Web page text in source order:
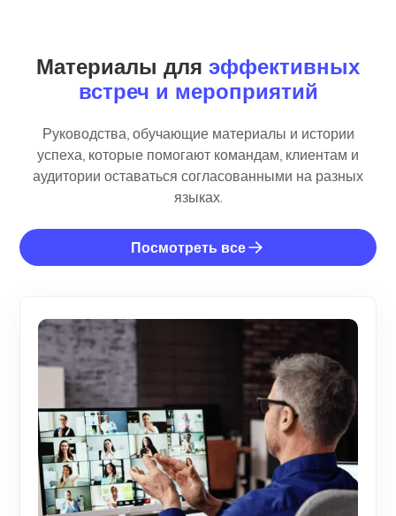
Материалы для эффективных
встреч и мероприятий
Руководства, обучающие материалы и истории
успеха, которые помогают командам, клиентам и
аудитории оставаться согласованными на разных
языках.
Посмотреть все